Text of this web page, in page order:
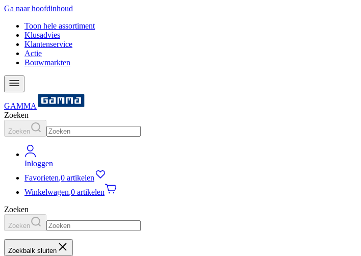
Ga naar hoofdinhoud
Toon hele assortiment
Klusadvies
Klantenservice
Actie
Bouwmarkten
GAMMA
Zoeken
Zoeken
Inloggen
Favorieten,0 artikelen
Winkelwagen,0 artikelen
Zoeken
Zoeken
Zoekbalk sluiten